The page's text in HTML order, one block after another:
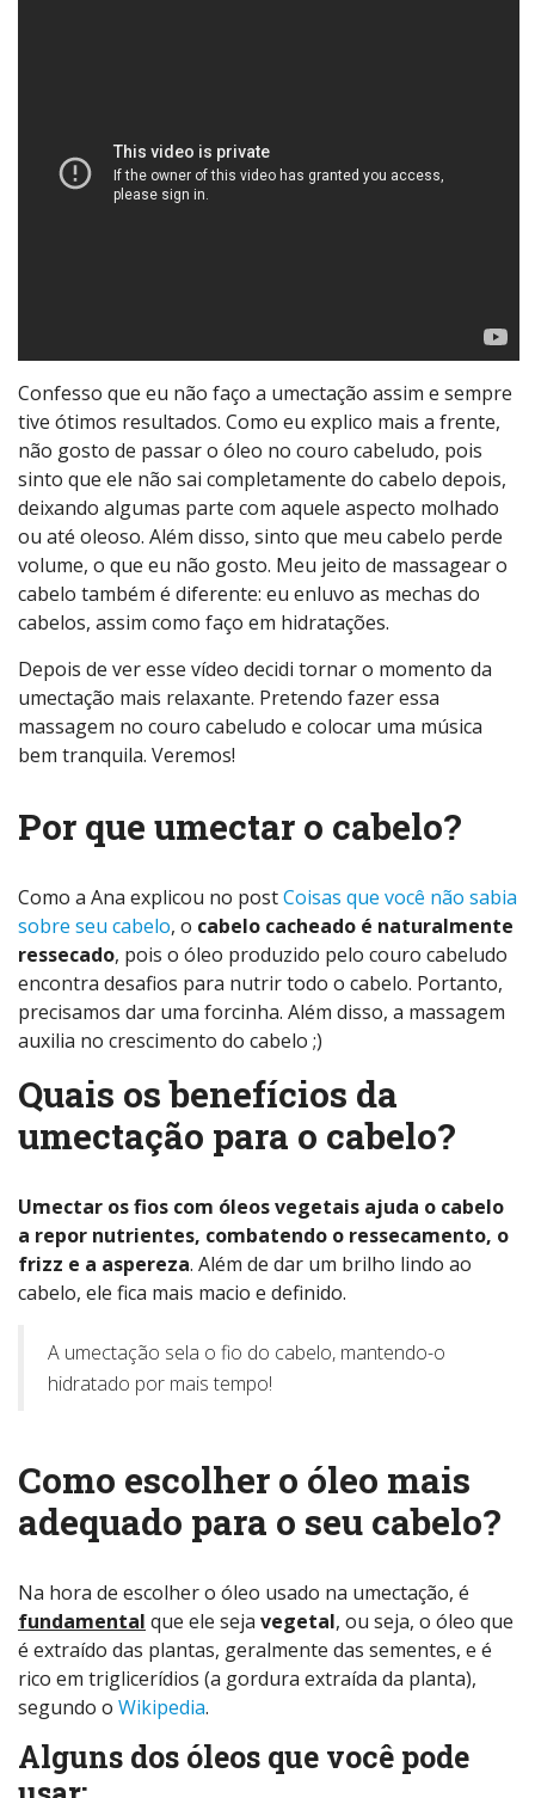
Confesso que eu não faço a umectação assim e sempre
tive ótimos resultados. Como eu explico mais a frente,
não gosto de passar o óleo no couro cabeludo, pois
sinto que ele não sai completamente do cabelo depois,
deixando algumas parte com aquele aspecto molhado
ou até oleoso. Além disso, sinto que meu cabelo perde
volume, o que eu não gosto. Meu jeito de massagear o
cabelo também é diferente: eu enluvo as mechas do
cabelos, assim como faço em hidratações.
Depois de ver esse vídeo decidi tornar o momento da
umectação mais relaxante. Pretendo fazer essa
massagem no couro cabeludo e colocar uma música
bem tranquila. Veremos!
Por que umectar o cabelo?
Como a Ana explicou no postCoisas que você não sabia
sobre seu cabelo, o cabelo cacheado é naturalmente
ressecado, pois o óleo produzido pelo couro cabeludo
encontra desafios para nutrir todo o cabelo. Portanto,
precisamos dar uma forcinha. Além disso, a massagem
auxilia no crescimento do cabelo ;)
Quais os benefícios da
umectação para o cabelo?
Umectar os fios com óleos vegetais ajuda o cabelo
a repor nutrientes, combatendo o ressecamento, o
frizz e a aspereza. Além de dar um brilho lindo ao
cabelo, ele fica mais macio e definido.
A umectação sela o fio do cabelo, mantendo-o
hidratado por mais tempo!
Como escolher o óleo mais
adequado para o seu cabelo?
Na hora de escolher o óleo usado na umectação, é
fundamental que ele seja vegetal, ou seja, o óleo que
é extraído das plantas, geralmente das sementes, e é
rico em triglicerídios (a gordura extraída da planta),
segundo o Wikipedia.
Alguns dos óleos que você pode